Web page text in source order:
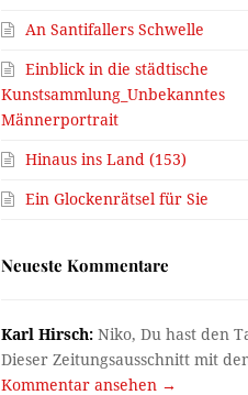
An Santifallers Schwelle
Einblick in die städtische
Kunstsammlung_Unbekanntes
Männerportrait
Hinaus ins Land (153)
Ein Glockenrätsel für Sie
Neueste Kommentare
Karl Hirsch: Niko, Du hast den
Dieser Zeitungsausschnitt mit
Kommentar ansehen →